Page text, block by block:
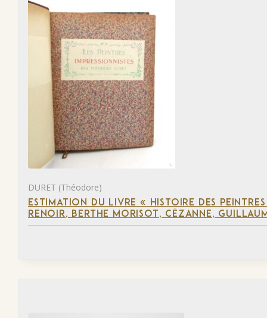
DURET (Théodore)
ESTIMATION DU LIVRE « HISTOIRE DES
RENOIR, BERTHE MORISOT, CÉZANNE,